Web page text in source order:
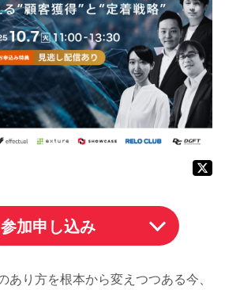
参加申し込み
あり方を根本から変えつつある今、